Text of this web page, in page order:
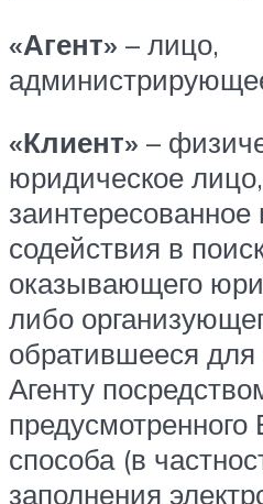
«Агент» – лицо,
«Клиент» –
юридическое лицо,
заинтересованное
содействия в
оказывающего
либо
обратившееся для
Агенту
способа (в
заполнения